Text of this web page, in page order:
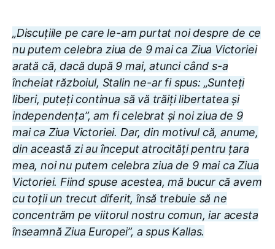
„Discuțiile pe care le-am purtat noi despre de ce
nu putem celebra ziua de 9 mai ca Ziua Victoriei
arată că, dacă după 9 mai, atunci când s-a
încheiat războiul, Stalin ne-ar fi spus: „Sunteți
liberi, puteți continua să vă trăiți libertatea și
independența”, am fi celebrat și noi ziua de 9
mai ca Ziua Victoriei. Dar, din motivul că, anume,
din această zi au început atrocități pentru țara
mea, noi nu putem celebra ziua de 9 mai ca Ziua
Victoriei. Fiind spuse acestea, mă bucur că avem
cu toții un trecut diferit, însă trebuie să ne
concentrăm pe viitorul nostru comun, iar acesta
înseamnă Ziua Europei”, a spus Kallas.